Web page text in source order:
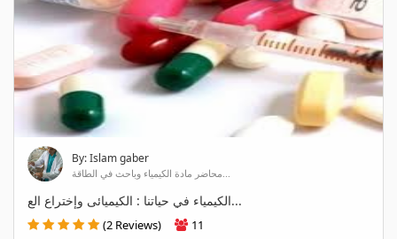
By: Islam gaber
محاضر مادة الكيمياء وباحث في الطاقة...
الكيمياء في حياتنا : الكيميائى وإختراع الع...
(2 Reviews) 11